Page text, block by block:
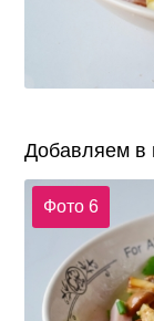
Добавляем в
Фото 6